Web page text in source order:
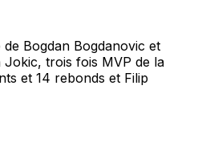
Bogdan Bogdanovic et
trois fois MVP de la
et 14 rebonds et Filip